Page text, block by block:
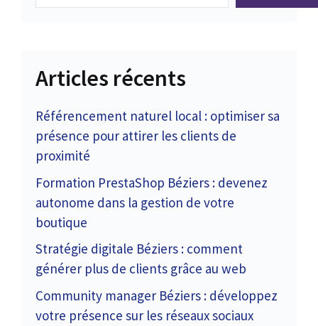
Articles récents
Référencement naturel local : optimiser sa
présence pour attirer les clients de
proximité
Formation PrestaShop Béziers : devenez
autonome dans la gestion de votre
boutique
Stratégie digitale Béziers : comment
générer plus de clients grâce au web
Community manager Béziers : développez
votre présence sur les réseaux sociaux